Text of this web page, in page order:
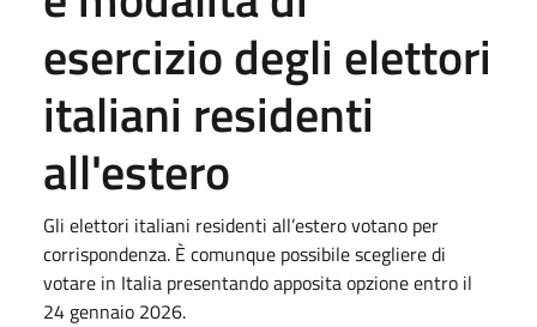
esercizio degli elettori
italiani residenti
all'estero
Gli elettori italiani residenti all’estero votano per
corrispondenza. È comunque possibile scegliere di
votare in Italia presentando apposita opzione entro il
24 gennaio 2026.